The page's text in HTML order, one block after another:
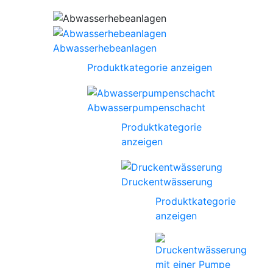
Abwasserhebeanlagen
Produktkategorie anzeigen
Abwasserpumpenschacht
Produktkategorie
anzeigen
Druckentwässerung
Produktkategorie
anzeigen